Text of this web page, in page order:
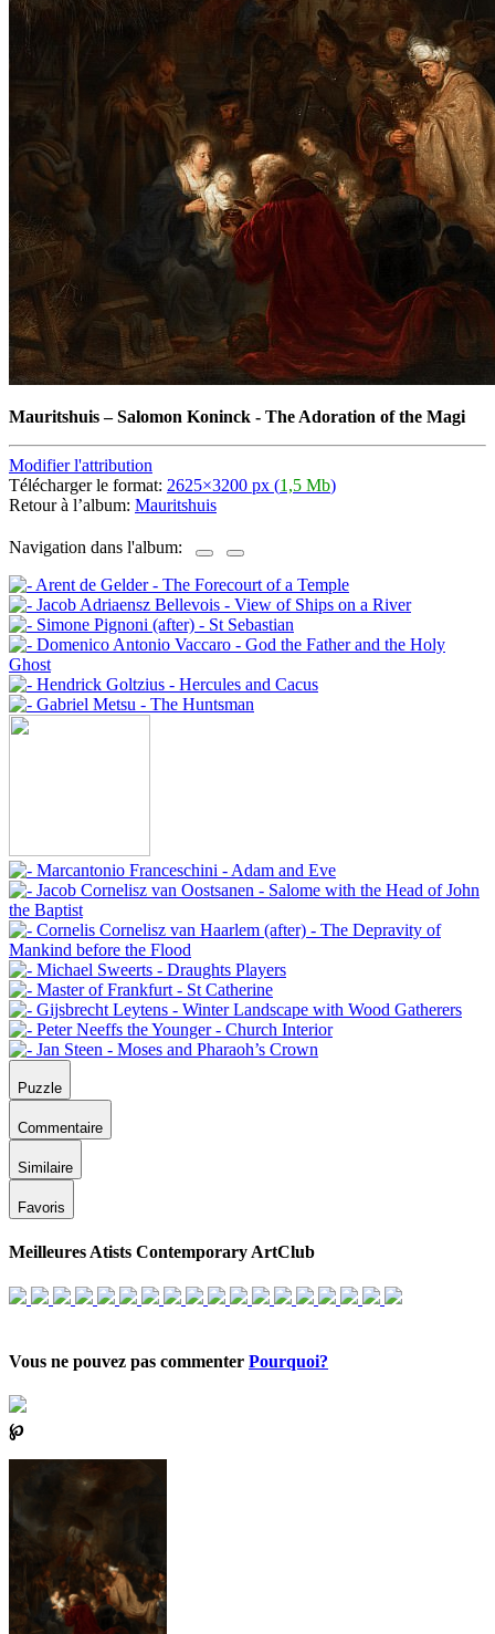
Mauritshuis–Salomon Koninck - The Adoration of the Magi
Modifier l'attribution
Télécharger le format: 2625×3200 px (1,5 Mb)
Retour à l’album: Mauritshuis
Navigation dans l'album:
Puzzle
Commentaire
Similaire
Favoris
Meilleures Atists Contemporary ArtClub
Vous ne pouvez pas commenter Pourquoi?
℘